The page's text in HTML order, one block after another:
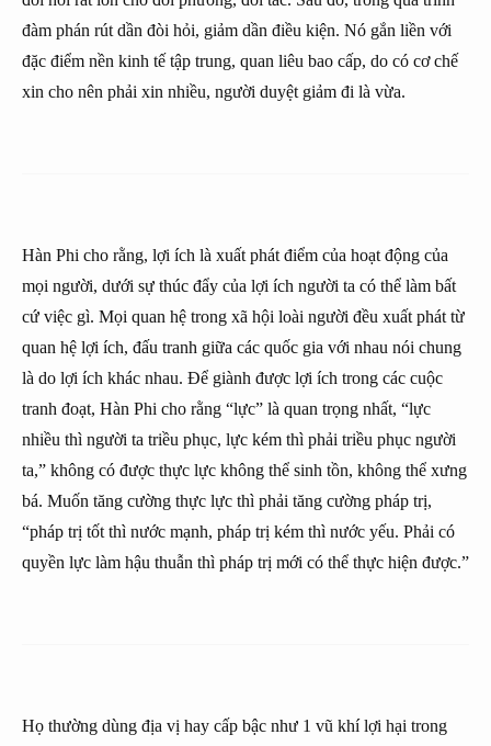
đàm phán rút dần đòi hỏi, giảm dần điều kiện. Nó gắn liền với
đặc điểm nền kinh tế tập trung, quan liêu bao cấp, do có cơ chế
xin cho nên phải xin nhiều, người duyệt giảm đi là vừa.
Hàn Phi cho rằng, lợi ích là xuất phát điểm của hoạt động của
mọi người, dưới sự thúc đẩy của lợi ích người ta có thể làm bất
cứ việc gì. Mọi quan hệ trong xã hội loài người đều xuất phát từ
quan hệ lợi ích, đấu tranh giữa các quốc gia với nhau nói chung
là do lợi ích khác nhau. Để giành được lợi ích trong các cuộc
tranh đoạt, Hàn Phi cho rằng “lực” là quan trọng nhất, “lực
nhiều thì người ta triều phục, lực kém thì phải triều phục người
ta,” không có được thực lực không thể sinh tồn, không thể xưng
bá. Muốn tăng cường thực lực thì phải tăng cường pháp trị,
“pháp trị tốt thì nước mạnh, pháp trị kém thì nước yếu. Phải có
quyền lực làm hậu thuẫn thì pháp trị mới có thể thực hiện được.”
Họ thường dùng địa vị hay cấp bậc như 1 vũ khí lợi hại trong